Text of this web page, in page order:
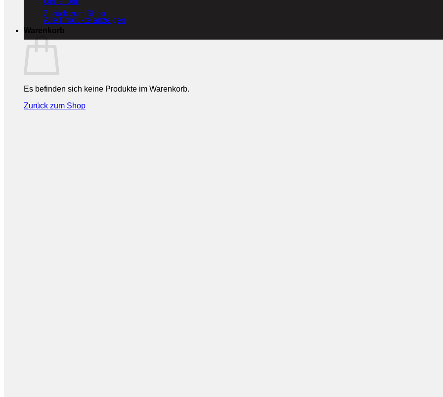
Zurück zum Shop
Warenkorb
Es befinden sich keine Produkte im Warenkorb.
Zurück zum Shop
Alle Produkte anzeigen